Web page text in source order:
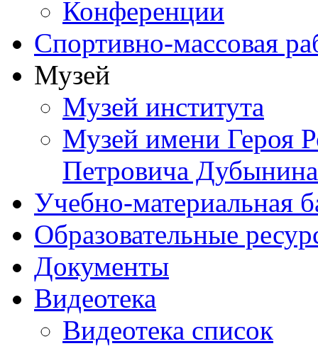
Конференции
Спортивно-массовая
Музей
Музей института
Музей имени Героя
Петровича Дубынина
Учебно-материальная
Образовательные
Документы
Видеотека
Видеотека список